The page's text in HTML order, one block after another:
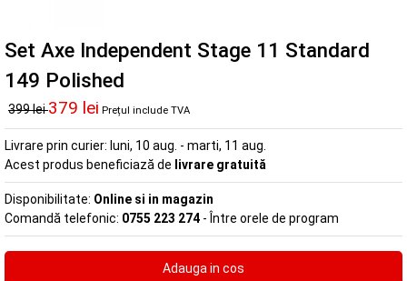
Set Axe Independent Stage 11 Standard
149 Polished
399 lei379 lei Prețul include TVA
Livrare prin curier: luni, 10 aug. - marti, 11 aug.
Acest produs beneficiază de livrare gratuită
Disponibilitate: Online si in magazin
Comandă telefonic: 0755 223 274 - Între orele de program